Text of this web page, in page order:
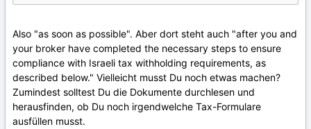
Also "as soon as possible". Aber dort steht auch "after you and
your broker have completed the necessary steps to ensure
compliance with Israeli tax withholding requirements, as
described below." Vielleicht musst Du noch etwas machen?
Zumindest solltest Du die Dokumente durchlesen und
herausfinden, ob Du noch irgendwelche Tax-Formulare
ausfüllen musst.